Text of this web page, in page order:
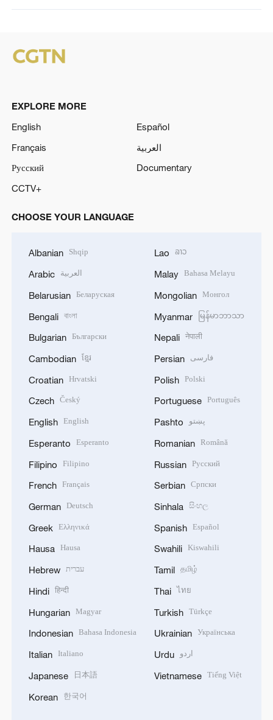
EXPLORE MORE
English
Español
Français
العربية
Русский
Documentary
CCTV+
CHOOSE YOUR LANGUAGE
Albanian Shqip
Arabic العربية
Belarusian Беларуская
Bengali বাংলা
Bulgarian Български
Cambodian ខ្មែរ
Croatian Hrvatski
Czech Český
English English
Esperanto Esperanto
Filipino Filipino
French Français
German Deutsch
Greek Ελληνικά
Hausa Hausa
Hebrew עברית
Hindi हिन्दी
Hungarian Magyar
Indonesian Bahasa Indonesia
Italian Italiano
Japanese 日本語
Korean 한국어
Lao ລາວ
Malay Bahasa Melayu
Mongolian Монгол
Myanmar မြန်မာဘာသာ
Nepali नेपाली
Persian فارسی
Polish Polski
Portuguese Português
Pashto پښتو
Romanian Română
Russian Русский
Serbian Српски
Sinhala සිංහල
Spanish Español
Swahili Kiswahili
Tamil தமிழ்
Thai ไทย
Turkish Türkçe
Ukrainian Українська
Urdu اردو
Vietnamese Tiếng Việt